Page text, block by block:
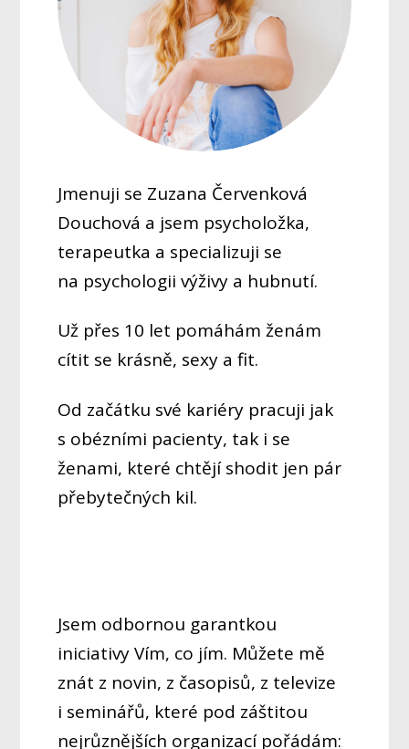
Jmenuji se Zuzana Červenková
Douchová a jsem psycholožka,
terapeutka a specializuji se
na psychologii výživy a hubnutí.
Už přes 10 let pomáhám ženám
cítit se krásně, sexy a fit.
Od začátku své kariéry pracuji jak
s obézními pacienty, tak i se
ženami, které chtějí shodit jen pár
přebytečných kil.
Jsem odbornou garantkou
iniciativy Vím, co jím. Můžete mě
znát z novin, z časopisů, z televize
i seminářů, které pod záštitou
nejrůznějších organizací pořádám: